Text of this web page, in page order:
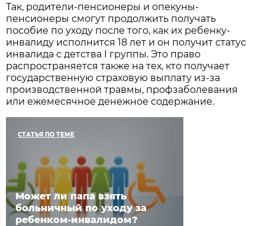
Так, родители-пенсионеры и опекуны-
пенсионеры смогут продолжить получать
пособие по уходу после того, как их ребенку-
инвалиду исполнится 18 лет и он получит статус
инвалида с детства I группы. Это право
распространяется также на тех, кто получает
государственную страховую выплату из-за
производственной травмы, профзаболевания
или ежемесячное денежное содержание.
СТАТЬЯ ПО ТЕМЕ
Может ли папа взять
больничный по уходу за
ребенком-инвалидом?